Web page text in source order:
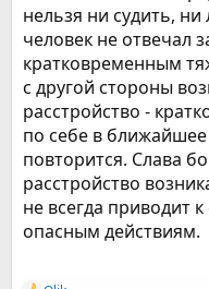
нельзя ни судить,
человек не отвечал
кратковременным
с другой стороны
расстройство -
по себе в
повторится. Слава
расстройство
не всегда приводит
опасным действиям.